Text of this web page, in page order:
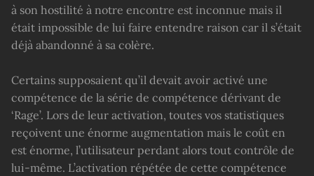
à son hostilité à notre encontre est inconnue mais il
était impossible de lui faire entendre raison car il s’était
déjà abandonné à sa colère.
Certains supposaient qu’il devait avoir activé une
compétence de la série de compétence dérivant de
‘Rage’. Lors de leur activation, toutes vos statistiques
reçoivent une énorme augmentation mais le coût en
est énorme, l’utilisateur perdant alors tout contrôle de
lui-même. L’activation répétée de cette compétence